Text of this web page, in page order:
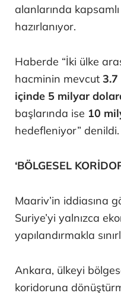
alanlarında
hazırlanıyor.
Haberde “İki ülke
hacminin mevcut
içinde 5 milyar
başlarında ise 10
hedefleniyor” denildi.
‘BÖLGESEL
Maariv’in iddiasına
Suriye’yi yalnızca
yapılandırmakla
Ankara, ülkeyi
koridoruna